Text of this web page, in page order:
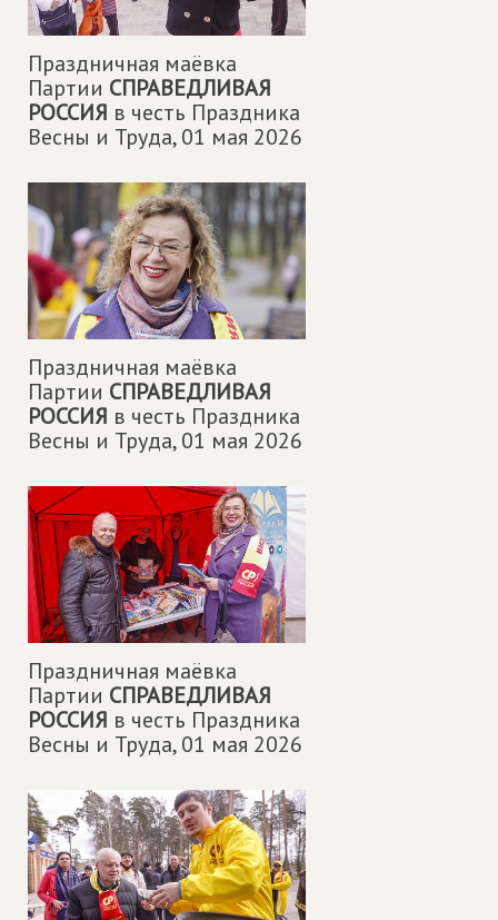
Праздничная маëвка
Партии СПРАВЕДЛИВАЯ
РОССИЯ в честь Праздника
Весны и Труда,01 мая 2026
Праздничная маëвка
Партии СПРАВЕДЛИВАЯ
РОССИЯ в честь Праздника
Весны и Труда,01 мая 2026
Праздничная маëвка
Партии СПРАВЕДЛИВАЯ
РОССИЯ в честь Праздника
Весны и Труда,01 мая 2026